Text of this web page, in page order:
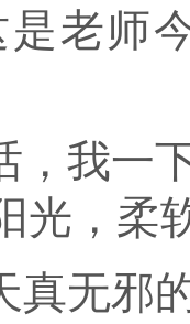
是老师
，我一
光，柔
真无邪